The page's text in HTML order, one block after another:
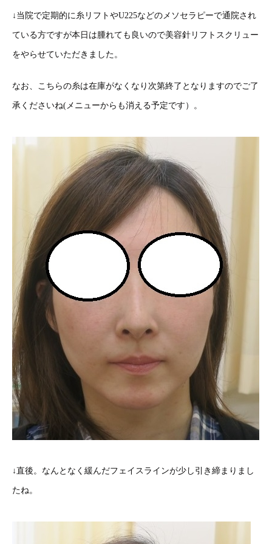
↓当院で定期的に糸リフトやU225などのメソセラピーで通院され
ている方ですが本日は腫れても良いので美容針リフトスクリュー
をやらせていただきました。
なお、こちらの糸は在庫がなくなり次第終了となりますのでご了
承くださいね(メニューからも消える予定です）。
↓直後。なんとなく緩んだフェイスラインが少し引き締まりまし
たね。